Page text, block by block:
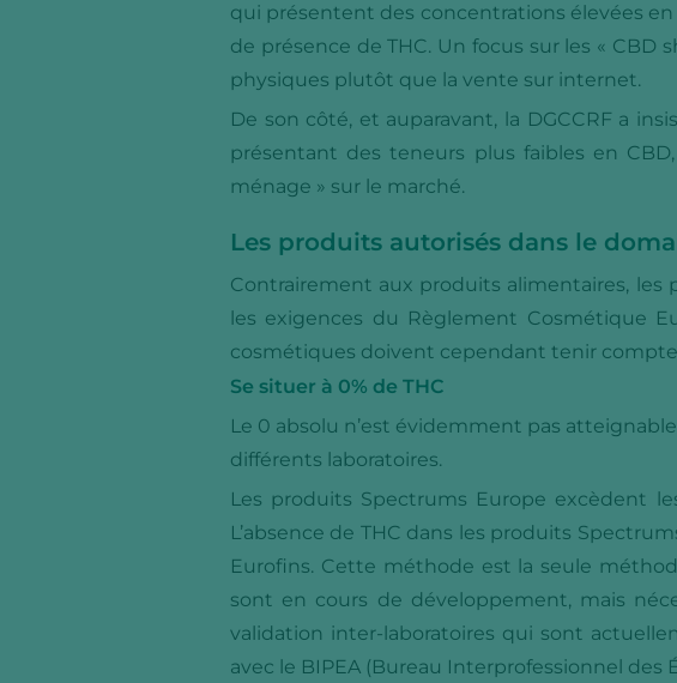
qui présentent des concentrations élevées
de présence de THC. Un focus sur les «
physiques plutôt que la vente sur internet.
De son côté, et auparavant, la DGCCRF a
présentant des teneurs plus faibles en
ménage » sur le marché.
Les produits autorisés dans le
Contrairement aux produits alimentaires,
les exigences du Règlement Cosmétique
cosmétiques doivent cependant tenir
Se situer à 0% de THC
Le 0 absolu n’est évidemment pas
différents laboratoires.
Les produits Spectrums Europe excèdent
L’absence de THC dans les produits
Eurofins. Cette méthode est la seule
sont en cours de développement, mais
validation inter-laboratoires qui sont
avec le BIPEA (Bureau Interprofessionnel des